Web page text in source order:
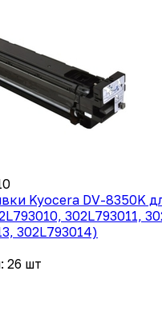
Kyocera DV-8350K
302L793011,
302L793014)
26 шт